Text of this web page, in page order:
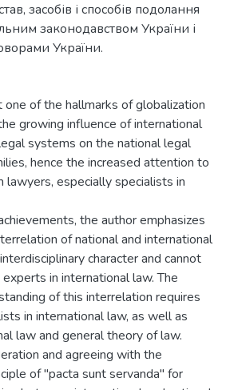
засобів і способів подолання
законодавством України і
України.
of the hallmarks of globalization
growing influence of international
systems on the national legal
hence the increased attention to
lawyers, especially specialists in
the author emphasizes
of national and international
character and cannot
in international law. The
of this interrelation requires
in international law, as well as
law and general theory of law.
and agreeing with the
of "pacta sunt servanda" for